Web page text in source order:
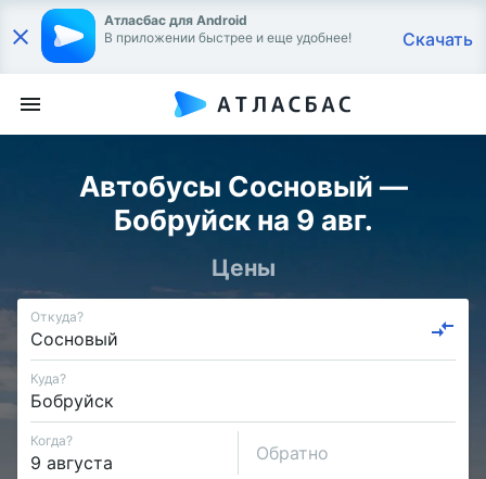
Атласбас для Android
В приложении быстрее и еще удобнее!
Скачать
Автобусы Сосновый —
Бобруйск на 9 авг.
Цены
Откуда?
Куда?
Когда?
Обратно